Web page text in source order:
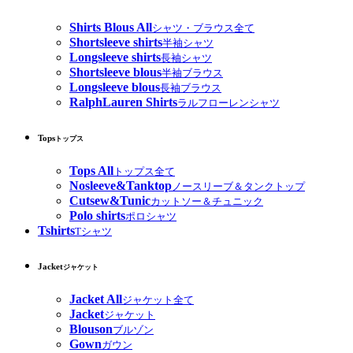
Shirts Blous Allシャツ・ブラウス全て
Shortsleeve shirts半袖シャツ
Longsleeve shirts長袖シャツ
Shortsleeve blous半袖ブラウス
Longsleeve blous長袖ブラウス
RalphLauren Shirtsラルフローレンシャツ
Tops トップス
Tops All トップス全て
Nosleeve&Tanktop ノースリーブ＆タンクトップ
Cutsew&Tunicカットソー＆チュニック
Polo shirtsポロシャツ
TshirtsTシャツ
Jacketジャケット
Jacket Allジャケット全て
Jacketジャケット
Blousonブルゾン
Gownガウン